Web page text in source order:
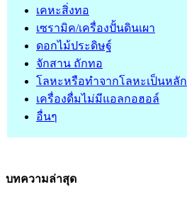
เคหะสิ่งทอ
เซรามิค/เครื่องปั้นดินเผา
ดอกไม้ประดิษฐ์
จักสาน ถักทอ
โลหะหรือทำจากโลหะเป็นหลัก
เครื่องดื่มไม่มีแอลกอฮอล์
อื่นๆ
บทความล่าสุด